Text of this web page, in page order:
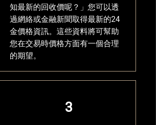
知最新的回收價呢？」您可以透
過網絡或金融新聞取得最新的24
金價格資訊。這些資料將可幫助
您在交易時價格方面有一個合理
的期望。
3